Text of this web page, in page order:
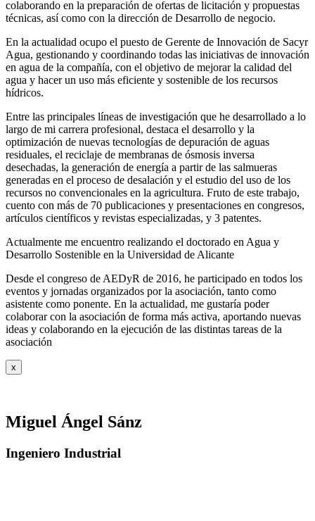
colaborando en la preparación de ofertas de licitación y propuestas
técnicas, así como con la dirección de Desarrollo de negocio.
En la actualidad ocupo el puesto de Gerente de Innovación de Sacyr
Agua, gestionando y coordinando todas las iniciativas de innovación
en agua de la compañía, con el objetivo de mejorar la calidad del
agua y hacer un uso más eficiente y sostenible de los recursos
hídricos.
Entre las principales líneas de investigación que he desarrollado a lo
largo de mi carrera profesional, destaca el desarrollo y la
optimización de nuevas tecnologías de depuración de aguas
residuales, el reciclaje de membranas de ósmosis inversa
desechadas, la generación de energía a partir de las salmueras
generadas en el proceso de desalación y el estudio del uso de los
recursos no convencionales en la agricultura. Fruto de este trabajo,
cuento con más de 70 publicaciones y presentaciones en congresos,
artículos científicos y revistas especializadas, y 3 patentes.
Actualmente me encuentro realizando el doctorado en Agua y
Desarrollo Sostenible en la Universidad de Alicante
Desde el congreso de AEDyR de 2016, he participado en todos los
eventos y jornadas organizados por la asociación, tanto como
asistente como ponente. En la actualidad, me gustaría poder
colaborar con la asociación de forma más activa, aportando nuevas
ideas y colaborando en la ejecución de las distintas tareas de la
asociación
x
Miguel Ángel Sánz
Ingeniero Industrial